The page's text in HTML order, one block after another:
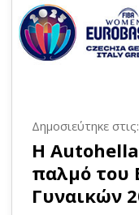
Δημοσιεύτηκε
Η
παλμό του
Γυναικών